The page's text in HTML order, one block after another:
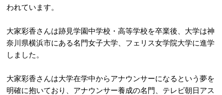
われています。
大家彩香さんは跡見学園中学校・高等学校を卒業後、大学は神
奈川県横浜市にある名門女子大学、フェリス女学院大学に進学
しました。
大家彩香さんは大学在学中からアナウンサーになるという夢を
明確に抱いており、アナウンサー養成の名門、テレビ朝日アス